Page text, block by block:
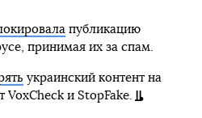
публикацию
принимая их за спам.
украинский контент на
VoxCheck и StopFake.